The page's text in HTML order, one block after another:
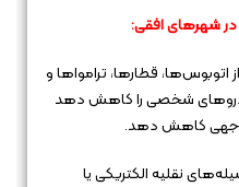
در شهرهای افقی:
اتوبوس‌ها، قطارها، ترامواها و
شخصی را کاهش دهد
توجهی کاهش دهد.
نقلیه الکتریکی یا